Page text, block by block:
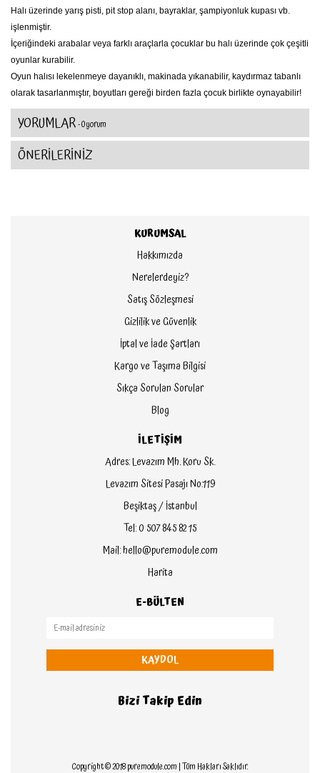
Halı üzerinde yarış pisti, pit stop alanı, bayraklar, şampiyonluk kupası vb.
işlenmiştir.
İçeriğindeki arabalar veya farklı araçlarla çocuklar bu halı üzerinde çok çeşitli
oyunlar kurabilir.
Oyun halısı lekelenmeye dayanıklı, makinada yıkanabilir, kaydırmaz tabanlı
olarak tasarlanmıştır, boyutları gereği birden fazla çocuk birlikte oynayabilir!
YORUMLAR- 0 yorum
ÖNERİLERİNİZ
KURUMSAL
Hakkımızda
Nerelerdeyiz?
Satış Sözleşmesi
Gizlilik ve Güvenlik
İptal ve İade Şartları
Kargo ve Taşıma Bilgisi
Sıkça Sorulan Sorular
Blog
İLETİŞİM
Adres: Levazım Mh. Koru Sk.
Levazım Sitesi Pasajı No:119
Beşiktaş / İstanbul
Tel: 0 507 845 82 15
Mail: hello@puremodule.com
Harita
E-BÜLTEN
KAYDOL
Bizi Takip Edin
Copyright © 2018 puremodule.com | Tüm Hakları Saklıdır.